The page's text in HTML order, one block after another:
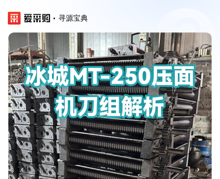
寻源宝典
‹ ›